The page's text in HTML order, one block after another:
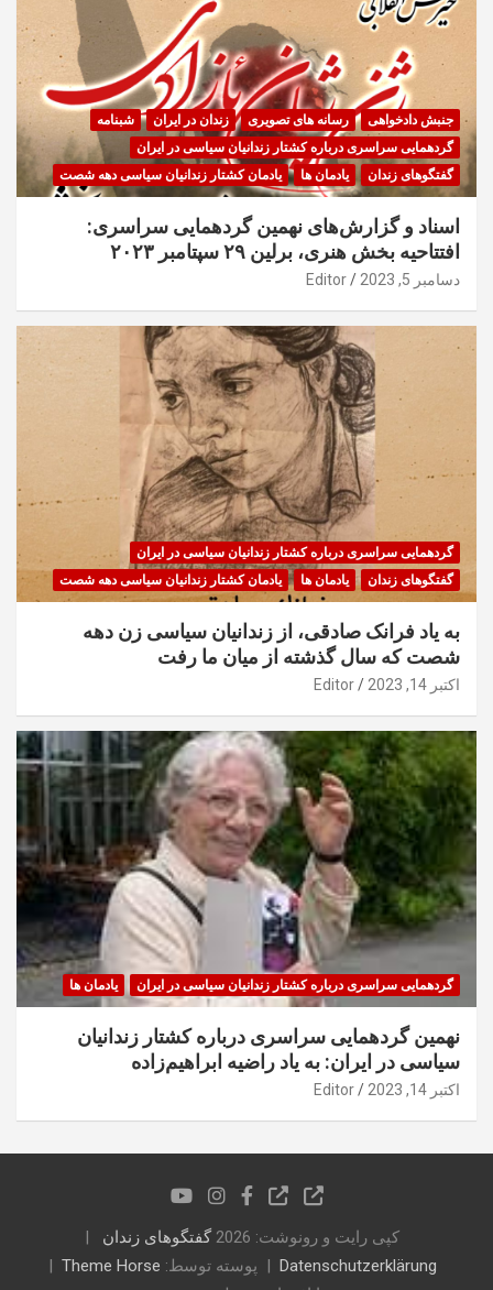
جنبش دادخواهی رسانه های تصویری زندان در ایران
شبنامه
گردهمایی سراسری درباره کشتار زندانیان سیاسی در ایران
گفتگوهای زندان
یادمان ها یادمان کشتار زندانیان سیاسی دهه شصت
اسناد و گزارش‌های نهمین گردهمایی سراسری:
افتتاحیه بخش هنری، برلین ۲۹ سپتامبر ۲۰۲۳
دسامبر 5, 2023 Editor
گردهمایی سراسری درباره کشتار زندانیان سیاسی در ایران
گفتگوهای زندان
یادمان ها یادمان کشتار زندانیان سیاسی دهه شصت
به یاد فرانک صادقی، از زندانیان سیاسی زن دهه
شصت که سال گذشته از میان ما رفت
اکتبر 14, 2023 Editor
گردهمایی سراسری درباره کشتار زندانیان سیاسی در ایران یادمان ها
نهمین گردهمایی سراسری درباره کشتار زندانیان
سیاسی در ایران: به یاد راضیه ابراهیم‌زاده
اکتبر 14, 2023 Editor
کپی رایت و رونوشت: 2026
گفتگوهای زندان
Datenschutzerklärung
پوسته توسط: Theme Horse